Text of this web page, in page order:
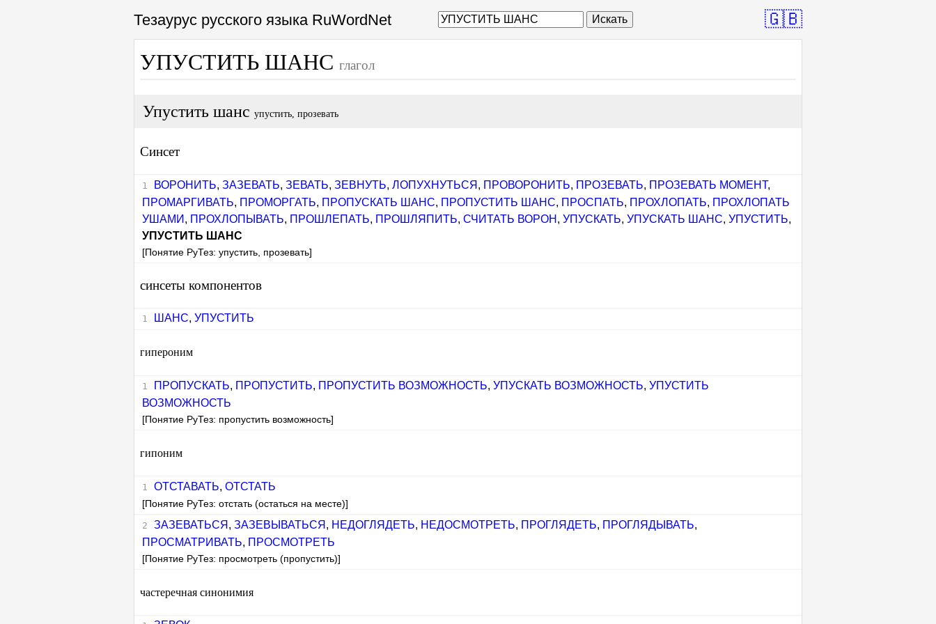
Тезаурус русского языка RuWordNet Искать 🇬🇧
УПУСТИТЬ ШАНС глагол
Упустить шанс упустить, прозевать
Синсет
ВОРОНИТЬ, ЗАЗЕВАТЬ, ЗЕВАТЬ, ЗЕВНУТЬ, ЛОПУХНУТЬСЯ , ПРОВОРОНИТЬ, ПРОЗЕВАТЬ, ПРОЗЕВАТЬ МОМЕНТ,
ПРОМАРГИВАТЬ, ПРОМОРГАТЬ, ПРОПУСКАТЬ ШАНС, ПРОПУСТИТЬ ШАНС, ПРОСПАТЬ, ПРОХЛОПАТЬ, ПРОХЛОПАТЬ
УШАМИ , ПРОХЛОПЫВАТЬ, ПРОШЛЕПАТЬ, ПРОШЛЯПИТЬ,СЧИТАТЬ ВОРОН ,УПУСКАТЬ,УПУСКАТЬ ШАНС,УПУСТИТЬ,
УПУСТИТЬ ШАНС
[Понятие РуТез: упустить, прозевать]
синсеты компонентов
ШАНС, УПУСТИТЬ
гипероним
ПРОПУСКАТЬ, ПРОПУСТИТЬ, ПРОПУСТИТЬ ВОЗМОЖНОСТЬ, УПУСКАТЬ ВОЗМОЖНОСТЬ, УПУСТИТЬ
ВОЗМОЖНОСТЬ
[Понятие РуТез: пропустить возможность]
гипоним
ОТСТАВАТЬ, ОТСТАТЬ
[Понятие РуТез: отстать (остаться на месте)]
ЗАЗЕВАТЬСЯ , ЗАЗЕВЫВАТЬСЯ , НЕДОГЛЯДЕТЬ, НЕДОСМОТРЕТЬ, ПРОГЛЯДЕТЬ, ПРОГЛЯДЫВАТЬ,
ПРОСМАТРИВАТЬ, ПРОСМОТРЕТЬ
[Понятие РуТез: просмотреть (пропустить)]
частеречная синонимия